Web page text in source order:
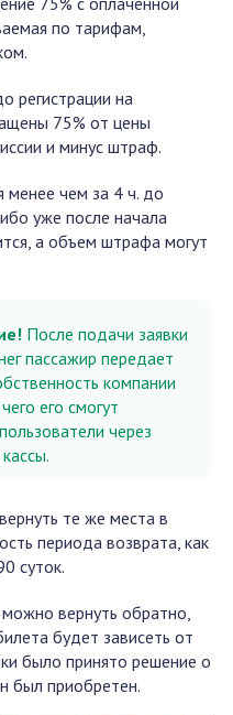
по тарифам,
регистрации на
75% от цены
и минус штраф.
менее чем за 4 ч. до
уже после начала
а объем штрафа могут
После подачи заявки
пассажир передает
компании
его смогут
через
те же места в
периода возврата, как
суток.
вернуть обратно,
будет зависеть от
было принято решение о
был приобретен.